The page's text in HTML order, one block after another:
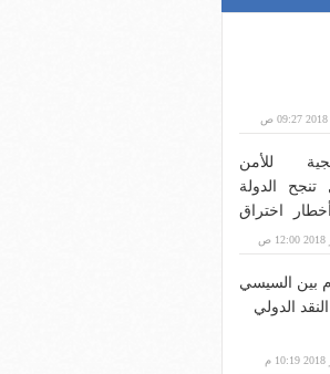
للأمن
تنجح الدولة
اختراق
بين السيسي
الدولي